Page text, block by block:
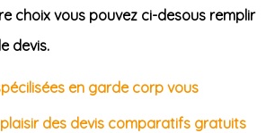
choix vous pouvez ci-desous remplir
devis.
en garde corp vous
des devis comparatifs gratuits